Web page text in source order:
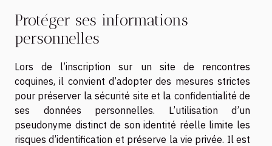
Protéger ses informations
personnelles
Lors de l’inscription sur un site de rencontres
coquines, il convient d’adopter des mesures strictes
pour préserver la sécurité site et la confidentialité de
ses données personnelles. L’utilisation d’un
pseudonyme distinct de son identité réelle limite les
risques d’identification et préserve la vie privée. Il est